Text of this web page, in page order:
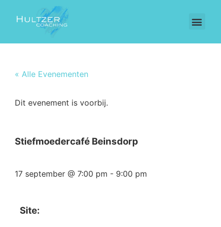
« Alle Evenementen
Dit evenement is voorbij.
Stiefmoedercafé Beinsdorp
17 september @ 7:00 pm - 9:00 pm
Site: